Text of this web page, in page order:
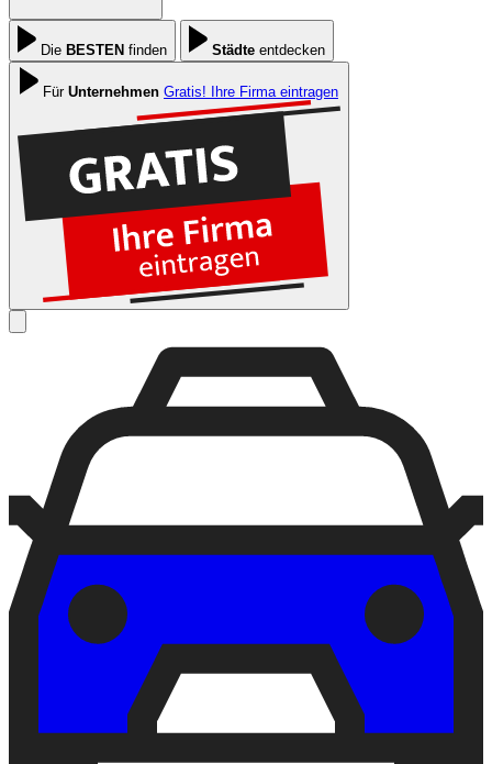
Die BESTEN finden Städte entdecken
Für Unternehmen Gratis! Ihre Firma eintragen